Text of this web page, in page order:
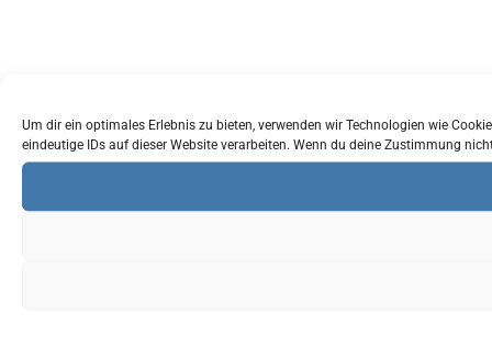
Um dir ein optimales Erlebnis zu bieten, verwenden wir Technologien wie
eindeutige IDs auf dieser Website verarbeiten. Wenn du deine Zustimmung